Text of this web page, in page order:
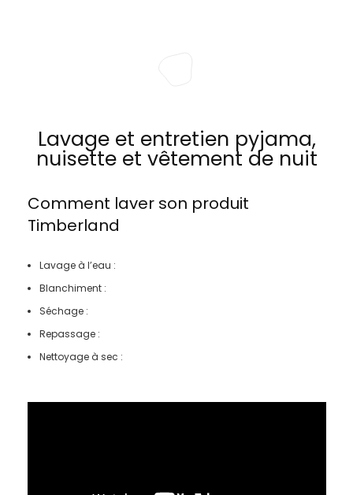
Lavage et entretien pyjama,
nuisette et vêtement de nuit
Comment laver son produit
Timberland
Lavage à l’eau :
Blanchiment :
Séchage :
Repassage :
Nettoyage à sec :